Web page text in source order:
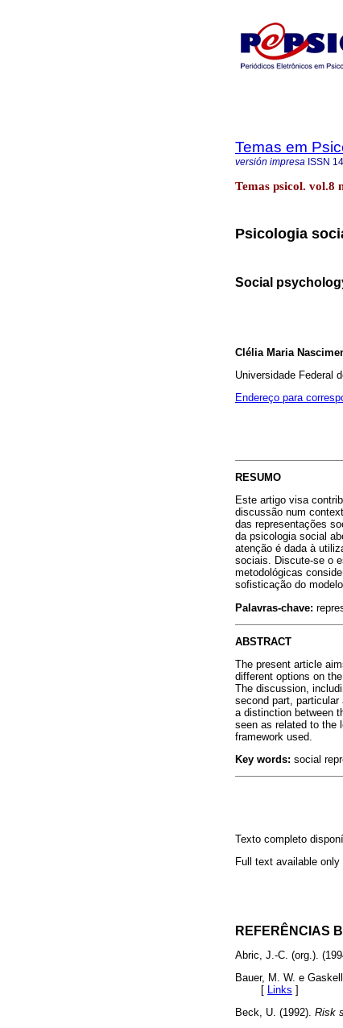
Temas em
versión impresa ISSN
Temas psicol. vol.8
Psicologia
Social
Clélia Maria
Universidade Federal
Endereço para
RESUMO
Este artigo visa
discussão num
das representações
da psicologia social
atenção é dada à
sociais. Discute-se o
metodológicas
sofisticação do
Palavras-chave:
ABSTRACT
The present article
different options on
The discussion,
second part,
a distinction between
seen as related to the
framework used.
Key words: social
Texto completo
Full text available
REFERÊNCIAS
Abric, J.-C. (org.).
Bauer, M. W. e
[ Links ]
Beck, U. (1992). Risk